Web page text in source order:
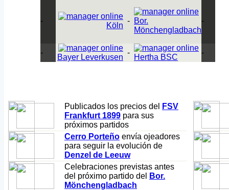
-
Köln
- Bor.
Mönchengladbach
-
-
Bayer Leverkusen
-
Hertha BSC
-
Publicados los precios del
FSV
Frankfurt 1899 para sus
próximos partidos
Cerro Porteño envía ojeadores
para seguir la evolución de
Denzel de Leeuw
Celebraciones previstas antes
del próximo partido del
Bor.
Mönchengladbach